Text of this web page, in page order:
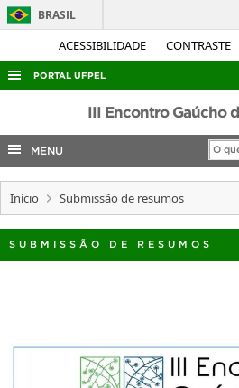
ACESSIBILIDADE CONTRASTE
BRASIL
PORTAL UFPEL
ACESSO À INFORMAÇÃO
AUDITORIA
COBALTO
CONCURSOS
EDITAIS
INTERNACIONAL
III Encontro Gaúcho
MENU
Início Submissão de resumos
SUBMISSÃO DE RESUMOS